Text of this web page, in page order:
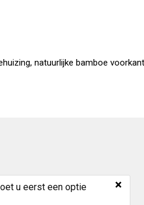
natuurlijke bamboe
u eerst een optie
×